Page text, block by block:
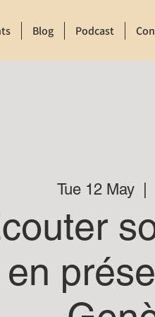
Blog Podcast
Tue 12 May
  |
en